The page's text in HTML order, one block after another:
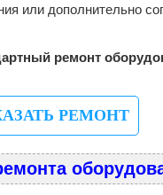
или дополнительно
ремонт
РЕМОНТ